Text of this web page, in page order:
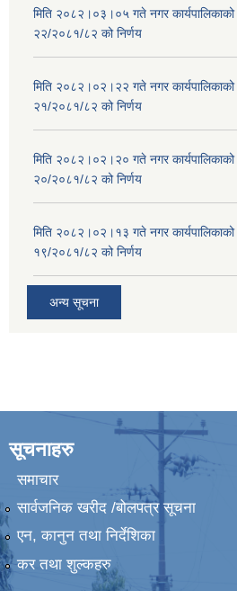
मिति २०८२।०३।०५ गते नगर
२२/२०८१/८२ को निर्णय
मिति २०८२।०२।२२ गते नगर
२१/२०८१/८२ को निर्णय
मिति २०८२।०२।२० गते नगर
२०/२०८१/८२ को निर्णय
मिति २०८२।०२।१३ गते नगर
१९/२०८१/८२ को निर्णय
अन्य सूचना
सूचनाहरु
समाचार
सार्वजनिक खरीद /बोलपत्र सूचना
एन, कानुन तथा निर्देशिका
कर तथा शुल्कहरु